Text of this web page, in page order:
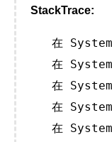
StackTrace:
在
在
在
在
在